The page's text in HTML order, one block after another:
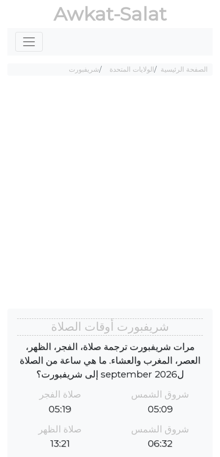
Awkat-Salat
الصفحة الرئيسية الولايات المتحدة شريفبورت
شريفبورت أوقات الصلاة
مرات شريفبورت ترجمة صلاة، الفجر، الظهر،
العصر، المغرب والعشاء. ما هي ساعة من الصلاة
لseptember 2026 إلى شريفبورت؟
شروق الشمس
05:09
صلاة الفجر
05:19
شروق الشمس
06:32
صلاة الظهر
13:21